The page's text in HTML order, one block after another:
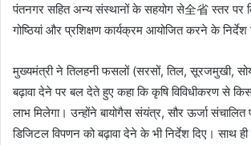
पंतनगर सहित अन्य संस्थानों के सहयोग से全省 स्तर पर
गोष्ठियां और प्रशिक्षण कार्यक्रम आयोजित करने के निर्देश
मुख्यमंत्री ने तिलहनी फसलों (सरसों, तिल, सूरजमुखी,
बढ़ावा देने पर बल देते हुए कहा कि कृषि विविधीकरण से
लाभ मिलेगा। उन्होंने बायोगैस संयंत्र, सौर ऊर्जा
डिजिटल विपणन को बढ़ावा देने के भी निर्देश दिए। साथ